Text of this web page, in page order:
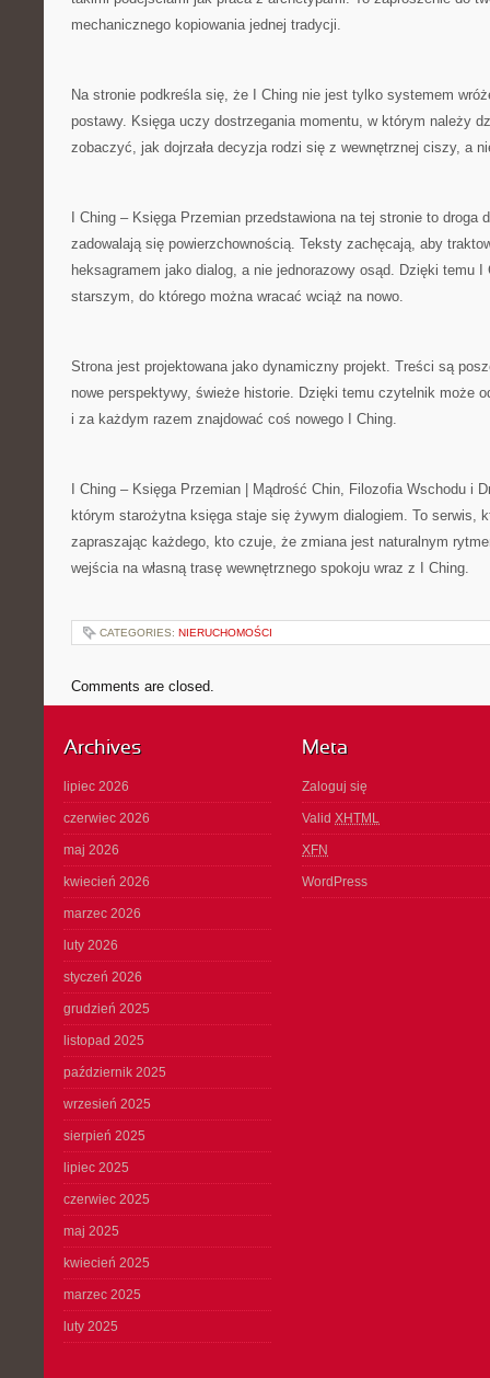
mechanicznego kopiowania jednej tradycji.
Na stronie podkreśla się, że I Ching nie jest tylko systemem
postawy. Księga uczy dostrzegania momentu, w którym należy
zobaczyć, jak dojrzała decyzja rodzi się z wewnętrznej ciszy, a
I Ching – Księga Przemian przedstawiona na tej stronie to droga
zadowalają się powierzchownością. Teksty zachęcają, aby
heksagramem jako dialog, a nie jednorazowy osąd. Dzięki temu
starszym, do którego można wracać wciąż na nowo.
Strona jest projektowana jako dynamiczny projekt. Treści są
nowe perspektywy, świeże historie. Dzięki temu czytelnik może
i za każdym razem znajdować coś nowego I Ching.
I Ching – Księga Przemian | Mądrość Chin, Filozofia Wschodu i
którym starożytna księga staje się żywym dialogiem. To serwis,
zapraszając każdego, kto czuje, że zmiana jest naturalnym
wejścia na własną trasę wewnętrznego spokoju wraz z I Ching.
CATEGORIES: NIERUCHOMOŚCI
Comments are closed.
Archives
lipiec 2026
czerwiec 2026
maj 2026
kwiecień 2026
marzec 2026
luty 2026
styczeń 2026
grudzień 2025
listopad 2025
październik 2025
wrzesień 2025
sierpień 2025
lipiec 2025
czerwiec 2025
maj 2025
kwiecień 2025
marzec 2025
luty 2025
Meta
Zaloguj się
Valid XHTML
XFN
WordPress